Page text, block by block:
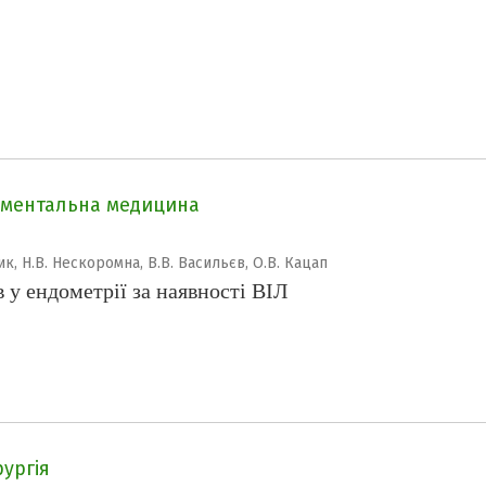
медицина
Н.В. Нескоромна, В.В. Васильєв, О.В. Кацап
ендометрії за наявності ВІЛ